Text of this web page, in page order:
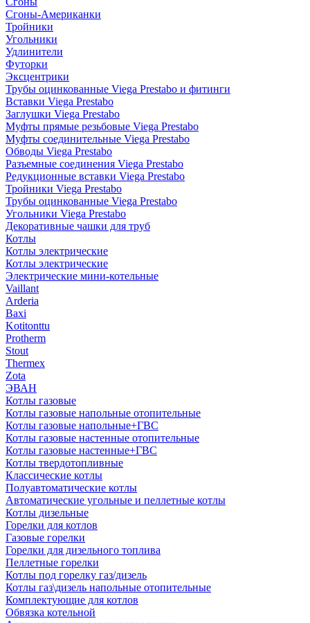
Сгоны-Американки
Тройники
Угольники
Удлинители
Футорки
Эксцентрики
Трубы оцинкованные Viega Prestabo и фитинги
Вставки Viega Prestabo
Заглушки Viega Prestabo
Муфты прямые резьбовые Viega Prestabo
Муфты соединительные Viega Prestabo
Обводы Viega Prestabo
Разъемные соединения Viega Prestabo
Редукционные вставки Viega Prestabo
Тройники Viega Prestabo
Трубы оцинкованные Viega Prestabo
Угольники Viega Prestabo
Декоративные чашки для труб
Котлы
Котлы электрические
Котлы электрические
Электрические мини-котельные
Vaillant
Arderia
Baxi
Kotitonttu
Protherm
Stout
Thermex
Zota
ЭВАН
Котлы газовые
Котлы газовые напольные отопительные
Котлы газовые напольные+ГВС
Котлы газовые настенные отопительные
Котлы газовые настенные+ГВС
Котлы твердотопливные
Классические котлы
Полуавтоматические котлы
Автоматические угольные и пеллетные котлы
Котлы дизельные
Горелки для котлов
Газовые горелки
Горелки для дизельного топлива
Пеллетные горелки
Котлы под горелку газ/дизель
Котлы газ\дизель напольные отопительные
Комплектующие для котлов
Обвязка котельной